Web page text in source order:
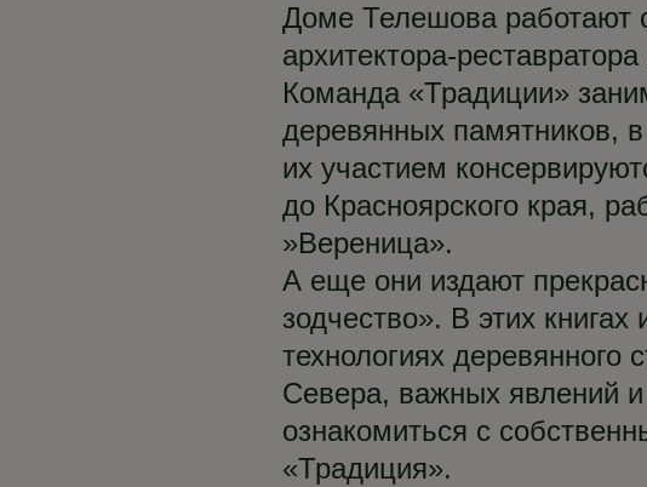
Доме Телешова работают
архитектора-
Команда «Традиции»
деревянных памятников,
их участием
до Красноярского края,
»Вереница».
А еще они издают
зодчество». В этих
технологиях деревянного
Севера, важных явлений и
ознакомиться с
«Традиция».